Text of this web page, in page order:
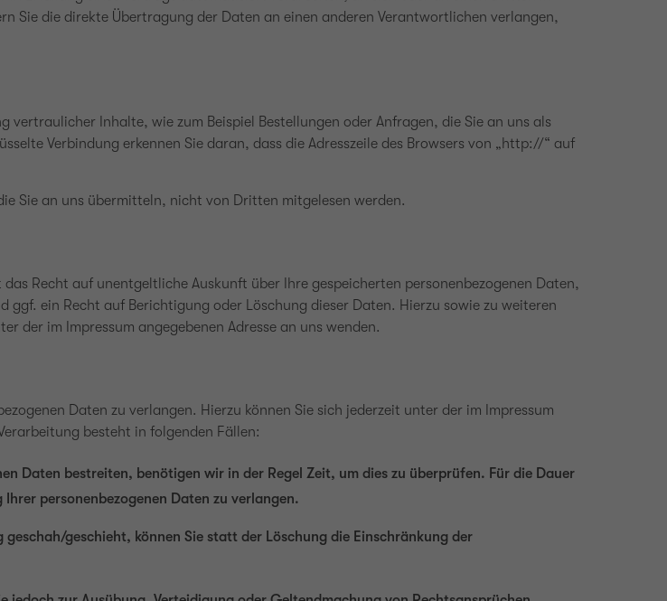
Sie die direkte Übertragung der Daten an einen anderen Verantwortlichen verlangen,
Inhalte, wie zum Beispiel Bestellungen oder Anfragen, die Sie an uns als
Verbindung erkennen Sie daran, dass die Adresszeile des Browsers von „http://“ auf
Sie an uns übermitteln, nicht von Dritten mitgelesen werden.
Recht auf unentgeltliche Auskunft über Ihre gespeicherten personenbezogenen Daten,
ein Recht auf Berichtigung oder Löschung dieser Daten. Hierzu sowie zu weiteren
der im Impressum angegebenen Adresse an uns wenden.
Daten zu verlangen. Hierzu können Sie sich jederzeit unter der im Impressum
besteht in folgenden Fällen:
Daten bestreiten, benötigen wir in der Regel Zeit, um dies zu überprüfen. Für die Dauer
personenbezogenen Daten zu verlangen.
geschieht, können Sie statt der Löschung die Einschränkung der